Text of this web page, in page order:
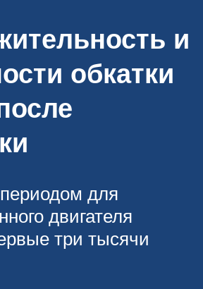
и
обкатки
для
двигателя
три тысячи